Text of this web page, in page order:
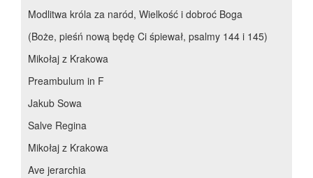
Modlitwa króla za naród, Wielkość i dobroć Boga
(Boże, pieśń nową będę Ci śpiewał, psalmy 144 i 145)
Mikołaj z Krakowa
Preambulum in F
Jakub Sowa
Salve Regina
Mikołaj z Krakowa
Ave jerarchia